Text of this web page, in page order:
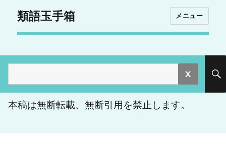
類語玉手箱 メニュー
索:
本稿は無断転載、無断引用を禁止します。